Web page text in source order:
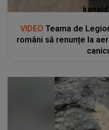
VIDEO Teama de
români să renunțe la